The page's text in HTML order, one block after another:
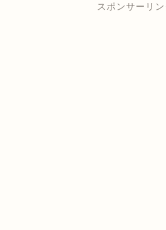
スポンサーリン